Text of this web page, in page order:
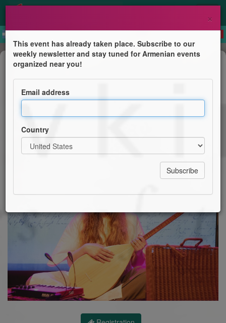
Show
Concert et projection - Poems and
Lullabies of the Post-Nostalgic
×
This event has already taken place. Subscribe to our
weekly newsletter and stay tuned for Armenian events
organized near you!
Email address
Country